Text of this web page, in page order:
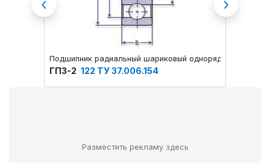
Подшипник радиальный шариковый однорядный
ГПЗ-2 122 ТУ 37.006.154
Previous Next
Разместить рекламу здесь